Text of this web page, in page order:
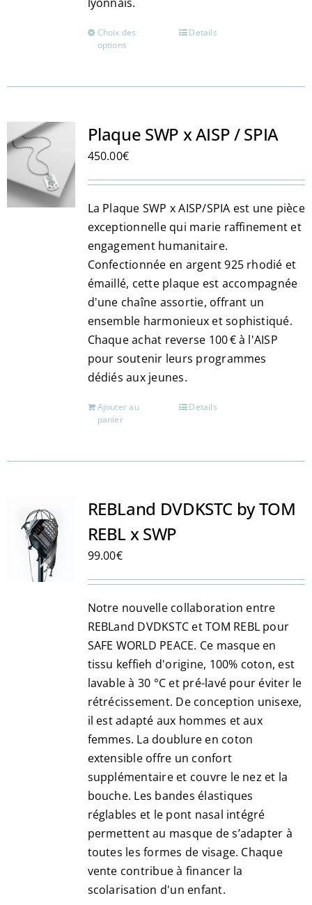
Choix des
options
Ce
plusieurs
Les
être
choisies
sur
la
page
du
produit
Details
Plaque SWP x AISP / SPIA
450.00€
La Plaque SWP x AISP/SPIA est une pièce
exceptionnelle qui marie raffinement et
engagement humanitaire.
Confectionnée en argent 925 rhodié et
émaillé, cette plaque est accompagnée
d'une chaîne assortie, offrant un
ensemble harmonieux et sophistiqué.
Chaque achat reverse 100 € à l'AISP
pour soutenir leurs programmes
dédiés aux jeunes.
Ajouter au
panier
Details
REBLand DVDKSTC by TOM
REBL x SWP
99.00€
Notre nouvelle collaboration entre
REBLand DVDKSTC et TOM REBL pour
SAFE WORLD PEACE. Ce masque en
tissu keffieh d'origine, 100% coton, est
lavable à 30 °C et pré-lavé pour éviter le
rétrécissement. De conception unisexe,
il est adapté aux hommes et aux
femmes. La doublure en coton
extensible offre un confort
supplémentaire et couvre le nez et la
bouche. Les bandes élastiques
réglables et le pont nasal intégré
permettent au masque de s’adapter à
toutes les formes de visage. Chaque
vente contribue à financer la
scolarisation d'un enfant.